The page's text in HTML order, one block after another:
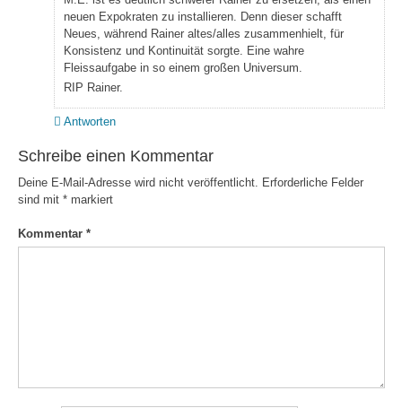
neuen Expokraten zu installieren. Denn dieser schafft
Neues, während Rainer altes/alles zusammenhielt, für
Konsistenz und Kontinuität sorgte. Eine wahre
Fleissaufgabe in so einem großen Universum.
RIP Rainer.
Antworten
Schreibe einen Kommentar
Deine E-Mail-Adresse wird nicht veröffentlicht.
Erforderliche Felder
sind mit *markiert
Kommentar *